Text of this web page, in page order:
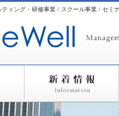
ィング・研修事業 / スクール事業 / セミ